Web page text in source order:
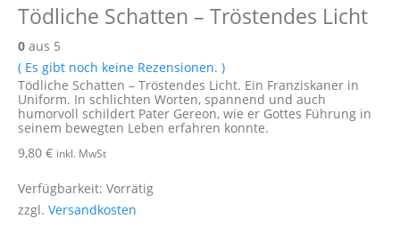
Tödliche Schatten – Tröstendes Licht
0 aus 5
( Es gibt noch keine Rezensionen. )
Tödliche Schatten – Tröstendes Licht. Ein Franziskaner in
Uniform. In schlichten Worten, spannend und auch
humorvoll schildert Pater Gereon, wie er Gottes Führung in
seinem bewegten Leben erfahren konnte.
9,80 € inkl. MwSt
Verfügbarkeit: Vorrätig
zzgl. Versandkosten